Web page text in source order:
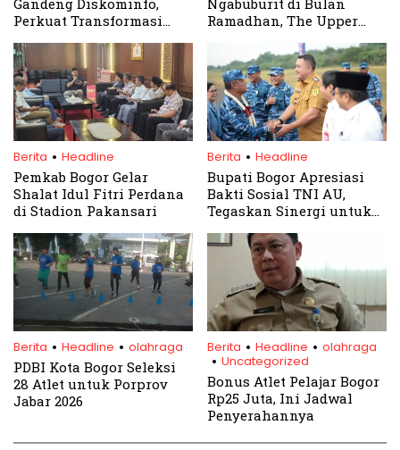
Perkuat Transformasi
Ramadhan, The Upper
Lokasi Strategis dengan
View Memukau
Berita . Headline
Pemkab Bogor Gelar
Shalat Idul Fitri Perdana
di Stadion Pakansari
Berita . Headline
Bupati Bogor Apresiasi
Bakti Sosial TNI AU,
Tegaskan Sinergi untuk
Berita . Headline . olahraga
PDBI Kota Bogor Seleksi
28 Atlet untuk Porprov
Jabar 2026
Berita . Headline . olahraga
. Uncategorized
Bonus Atlet Pelajar Bogor
Rp25 Juta, Ini Jadwal
Penyerahannya